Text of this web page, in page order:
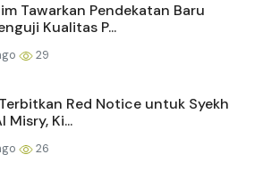
Tawarkan Pendekatan Baru
Kualitas P...
29
Red Notice untuk Syekh
Misry, Ki...
26